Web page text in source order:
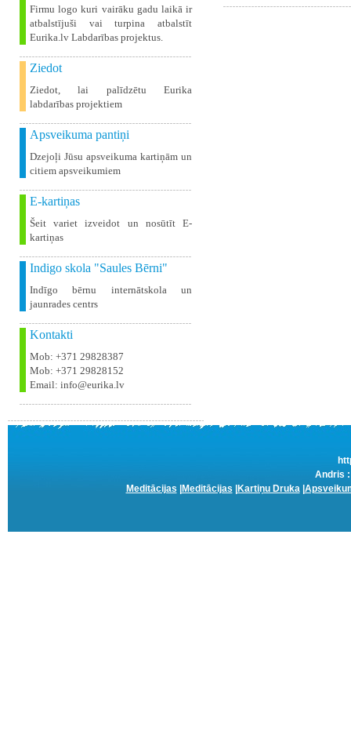
Firmu logo kuri vairāku gadu laikā ir
atbalstījuši vai turpina atbalstīt
Eurika.lv Labdarības projektus.
Ziedot
Ziedot, lai palīdzētu Eurika
labdarības projektiem
Apsveikuma pantiņi
Dzejoļi Jūsu apsveikuma kartiņām un
citiem apsveikumiem
E-kartiņas
Šeit variet izveidot un nosūtīt E-
kartiņas
Indigo skola "Saules Bērni"
Indīgo bērnu internātskola un
jaunrades centrs
Kontakti
Mob: +371 29828387
Mob: +371 29828152
Email: info@eurika.lv
Andris
Meditācijas
Meditācijas Kartiņu Druka|